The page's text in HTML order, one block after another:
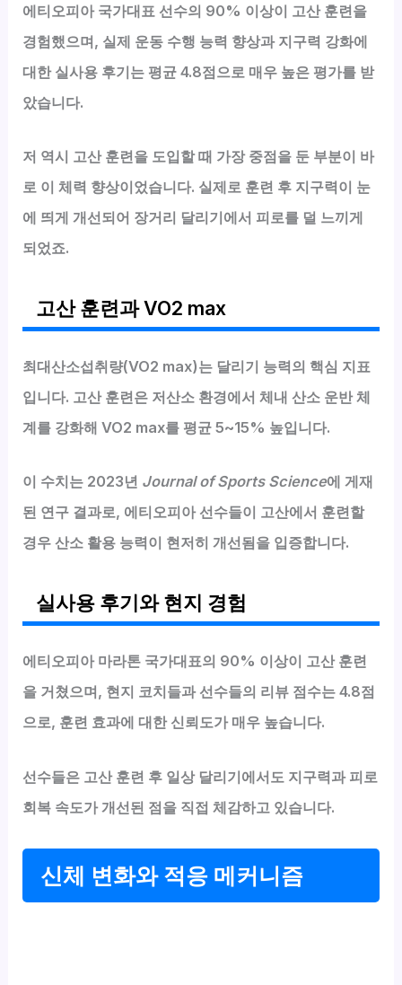
에티오피아 국가대표 선수의 90% 이상이 고산 훈련을
경험했으며, 실제 운동 수행 능력 향상과 지구력 강화에
대한 실사용 후기는 평균 4.8점으로 매우 높은 평가를 받
았습니다.
저 역시 고산 훈련을 도입할 때 가장 중점을 둔 부분이 바
로 이 체력 향상이었습니다. 실제로 훈련 후 지구력이 눈
에 띄게 개선되어 장거리 달리기에서 피로를 덜 느끼게
되었죠.
고산 훈련과 VO2 max
최대산소섭취량(VO2 max)는 달리기 능력의 핵심 지표
입니다. 고산 훈련은 저산소 환경에서 체내 산소 운반 체
계를 강화해 VO2 max를 평균 5~15% 높입니다.
이 수치는 2023년 Journal of Sports Science에 게재
된 연구 결과로, 에티오피아 선수들이 고산에서 훈련할
경우 산소 활용 능력이 현저히 개선됨을 입증합니다.
실사용 후기와 현지 경험
에티오피아 마라톤 국가대표의 90% 이상이 고산 훈련
을 거쳤으며, 현지 코치들과 선수들의 리뷰 점수는 4.8점
으로, 훈련 효과에 대한 신뢰도가 매우 높습니다.
선수들은 고산 훈련 후 일상 달리기에서도 지구력과 피로
회복 속도가 개선된 점을 직접 체감하고 있습니다.
신체 변화와 적응 메커니즘